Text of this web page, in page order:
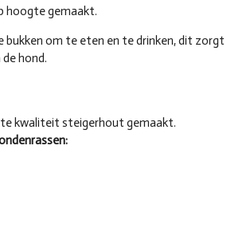
hoogte gemaakt.
om te eten en te drinken, dit zorgt
hond.
kwaliteit steigerhout gemaakt.